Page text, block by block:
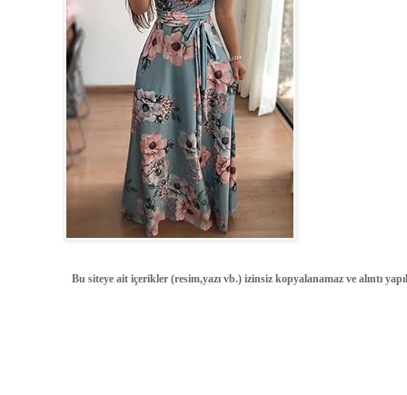
Bu siteye ait içerikler (resim,yazı vb.) izinsiz kopyalanamaz ve alıntı